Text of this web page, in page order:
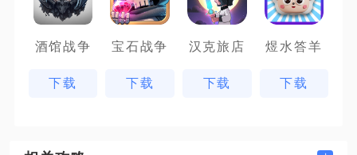
酒馆战争
下载
宝石战争
下载
汉克旅店
下载
煜水答羊
下载